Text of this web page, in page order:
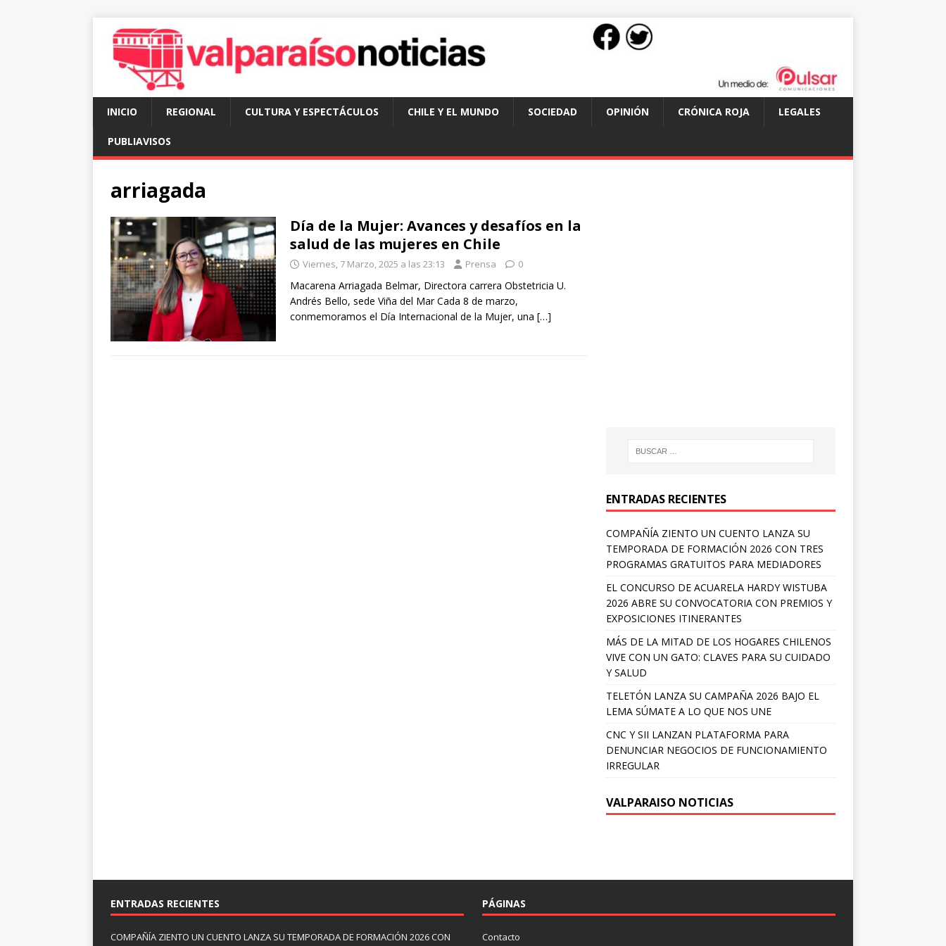
INICIO REGIONAL CULTURA Y ESPECTÁCULOS CHILE Y EL MUNDO SOCIEDAD OPINIÓN CRÓNICA ROJA LEGALES
PUBLIAVISOS
arriagada
Día de la Mujer: Avances y desafíos en la
salud de las mujeres en Chile
Viernes, 7 Marzo, 2025 a las 23:13 Prensa 0
Macarena Arriagada Belmar, Directora carrera Obstetricia U.
Andrés Bello, sede Viña del Mar Cada 8 de marzo,
conmemoramos el Día Internacional de la Mujer, una […]
ENTRADAS RECIENTES
COMPAÑÍA ZIENTO UN CUENTO LANZA SU
TEMPORADA DE FORMACIÓN 2026 CON TRES
PROGRAMAS GRATUITOS PARA MEDIADORES
EL CONCURSO DE ACUARELA HARDY WISTUBA
2026 ABRE SU CONVOCATORIA CON PREMIOS Y
EXPOSICIONES ITINERANTES
MÁS DE LA MITAD DE LOS HOGARES CHILENOS
VIVE CON UN GATO: CLAVES PARA SU CUIDADO
Y SALUD
TELETÓN LANZA SU CAMPAÑA 2026 BAJO EL
LEMA SÚMATE A LO QUE NOS UNE
CNC Y SII LANZAN PLATAFORMA PARA
DENUNCIAR NEGOCIOS DE FUNCIONAMIENTO
IRREGULAR
VALPARAISO NOTICIAS
ENTRADAS RECIENTES
COMPAÑÍA ZIENTO UN CUENTO LANZA SU TEMPORADA DE FORMACIÓN 2026 CON
PÁGINAS
Contacto